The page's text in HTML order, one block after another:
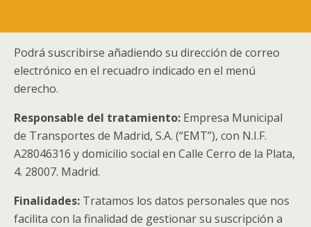
Podrá suscribirse añadiendo su dirección de correo
electrónico en el recuadro indicado en el menú
derecho.
Responsable del tratamiento: Empresa Municipal
de Transportes de Madrid, S.A. (“EMT”), con N.I.F.
A28046316 y domicilio social en Calle Cerro de la Plata,
4. 28007. Madrid.
Finalidades: Tratamos los datos personales que nos
facilita con la finalidad de gestionar su suscripción a